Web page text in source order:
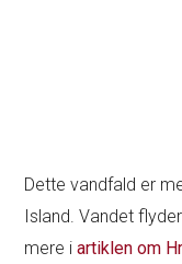
Dette vandfald er
Island. Vandet
mere iartiklen om